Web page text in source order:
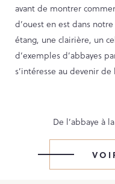
PARCOURS
PATRIMOINE
Agenda
CATALOGUE
NOS
avant de montrer
d’ouest en est dans
étang, une clairière, un
d’exemples d’abbayes
s’intéresse au devenir
De l’abbaye à